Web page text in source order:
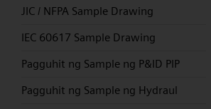
JIC / NFPA Sample Drawing
IEC 60617 Sample Drawing
Pagguhit ng Sample ng P&ID PIP
Pagguhit ng Sample ng Hydraul